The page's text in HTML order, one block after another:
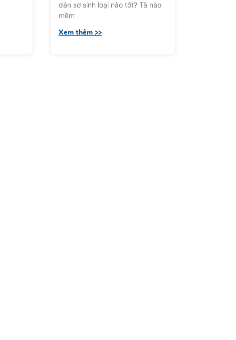
dán sơ sinh loại nào tốt? Tã nào
mềm
Xem thêm >>